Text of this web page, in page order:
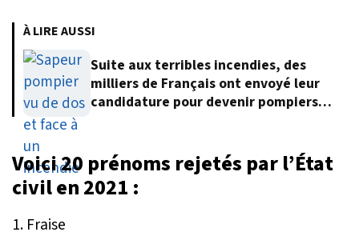
À LIRE AUSSI
Suite aux terribles incendies, des
milliers de Français ont envoyé leur
candidature pour devenir pompiers
Voici 20 prénoms rejetés par l’État
civil en 2021 :
1. Fraise